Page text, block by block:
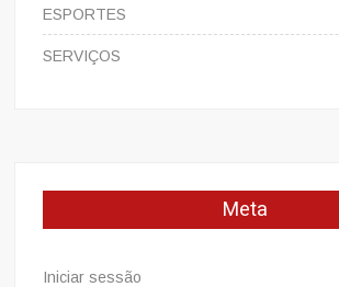
ESPORTES
SERVIÇOS
Meta
Iniciar sessão